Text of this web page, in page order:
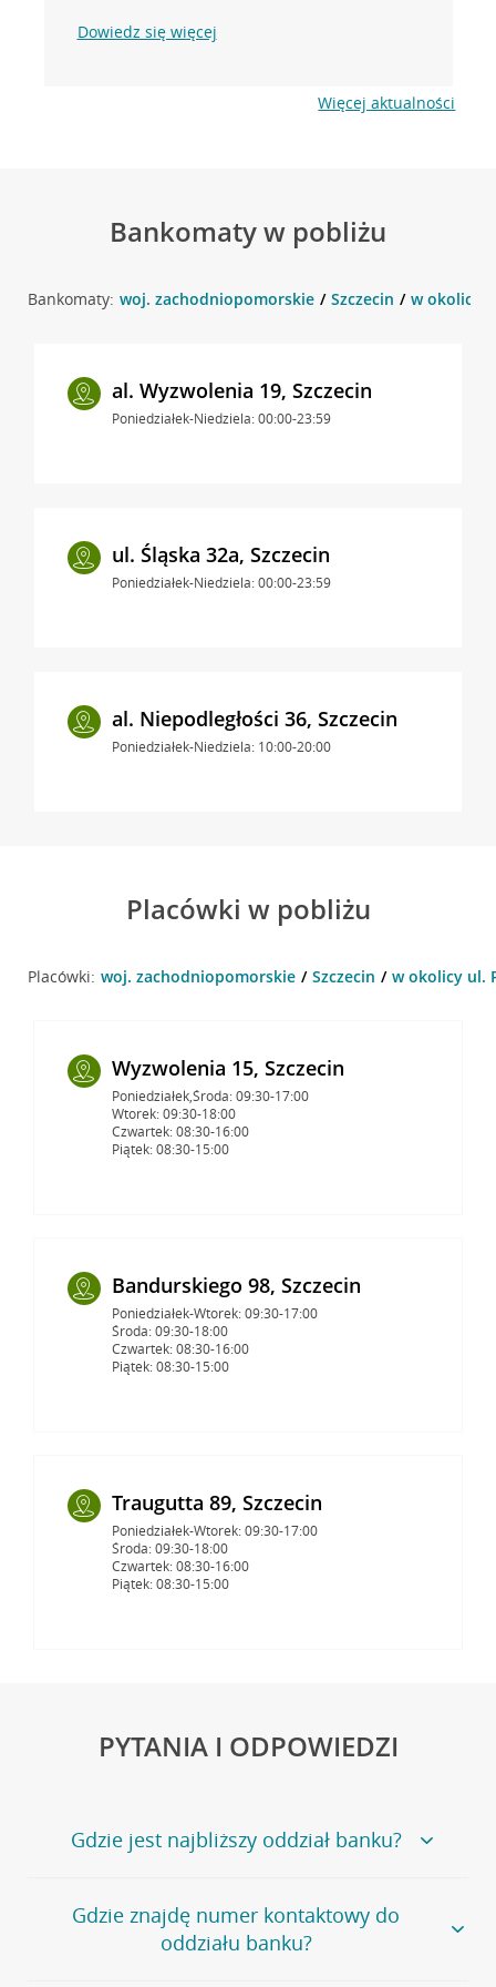
Dowiedz się więcej
Więcej aktualności
Bankomaty w pobliżu
Bankomaty: woj. zachodniopomorskie Szczecin w okolicy
al. Wyzwolenia 19, Szczecin
Poniedziałek-Niedziela: 00:00-23:59
ul. Śląska 32a, Szczecin
Poniedziałek-Niedziela: 00:00-23:59
al. Niepodległości 36, Szczecin
Poniedziałek-Niedziela: 10:00-20:00
Placówki w pobliżu
Placówki: woj. zachodniopomorskie Szczecin w okolicy ul.
Wyzwolenia 15, Szczecin
Poniedziałek,Środa: 09:30-17:00
Wtorek: 09:30-18:00
Czwartek: 08:30-16:00
Piątek: 08:30-15:00
Bandurskiego 98, Szczecin
Poniedziałek-Wtorek: 09:30-17:00
Środa: 09:30-18:00
Czwartek: 08:30-16:00
Piątek: 08:30-15:00
Traugutta 89, Szczecin
Poniedziałek-Wtorek: 09:30-17:00
Środa: 09:30-18:00
Czwartek: 08:30-16:00
Piątek: 08:30-15:00
PYTANIA I ODPOWIEDZI
Gdzie jest najbliższy oddział banku?
Jeśli szukasz oddziału naszego banku, zapraszamy na
stronęPlacówki i bankomaty, na której znajduje się
wygodna wyszukiwarka.
Gdzie znajdę numer kontaktowy do
oddziału banku?